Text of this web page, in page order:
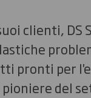
clienti,
pronti per
del